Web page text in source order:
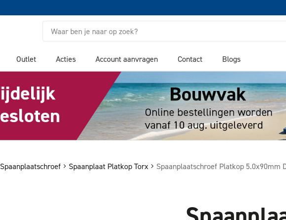
Zoeken
Outlet Acties Account aanvragen Contact Blogs
Spaanplaatschroef Spaanplaat Platkop Torx Spaanplaatschroef Platkop 5.0x90mm